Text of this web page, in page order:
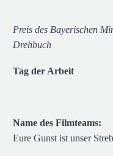
Preis des Bayerischen
Drehbuch
Tag der Arbeit
Name des Filmteams:
Eure Gunst ist unser